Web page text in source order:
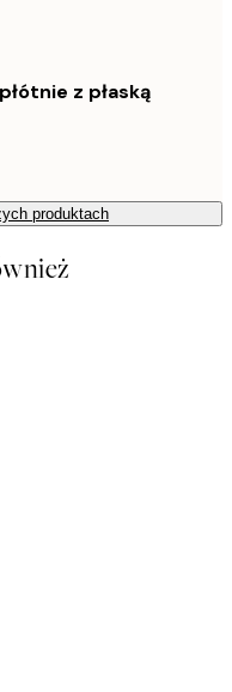
z płaską
produktach